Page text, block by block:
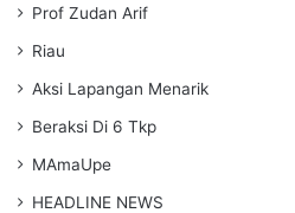
Prof Zudan Arif
Riau
Aksi Lapangan Menarik
Beraksi Di 6 Tkp
MAmaUpe
HEADLINE NEWS